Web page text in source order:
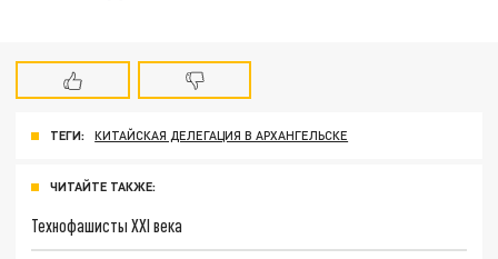
ТЕГИ: КИТАЙСКАЯ ДЕЛЕГАЦИЯ В АРХАНГЕЛЬСКЕ
ЧИТАЙТЕ ТАКЖЕ:
Технофашисты XXI века